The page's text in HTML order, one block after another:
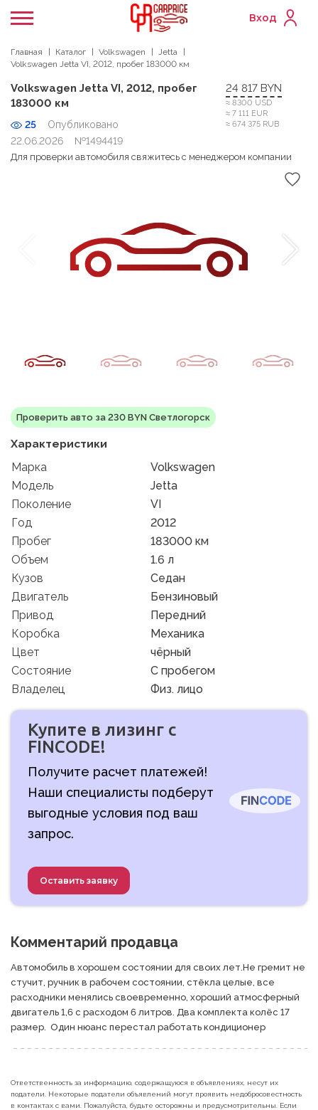
Вход
Главная Каталог Volkswagen
Jetta
Volkswagen Jetta VI, 2012, пробег 183000 км
Volkswagen Jetta VI, 2012, пробег
183000 км
25
Опубликовано
22.06.2026
№1494419
24 817 BYN
≈ 8300 USD
≈ 7 111 EUR
≈ 674 375 RUB
Для проверки автомобиля свяжитесь с менеджером компании
Проверить авто за 230 BYN Светлогорск
Характеристики
Марка
Volkswagen
Модель
Jetta
Поколение
VI
Год
2012
Пробег
183000 км
Объем
1.6 л
Кузов
Седан
Двигатель
Бензиновый
Привод
Передний
Коробка
Механика
Цвет
чёрный
Состояние
C пробегом
Владелец
Физ. лицо
Купите в лизинг с
FINCODE!
Получите расчет платежей!
Наши специалисты подберут
выгодные условия под ваш
запрос.
Оставить заявку
Комментарий продавца
Автомобиль в хорошем состоянии для своих лет.Не гремит не
стучит, ручник в рабочем состоянии, стёкла целые, все
расходники менялись своевременно, хороший атмосферный
двигатель 1,6 с расходом 6 литров. Два комплекта колёс 17
размер.  Один нюанс перестал работать кондиционер
Ответственность за информацию, содержащуюся в объявлениях, несут их
податели. Некоторые податели объявлений могут проявить недобросовестность
в контактах с вами. Пожалуйста, будьте осторожны и предусмотрительны. Если